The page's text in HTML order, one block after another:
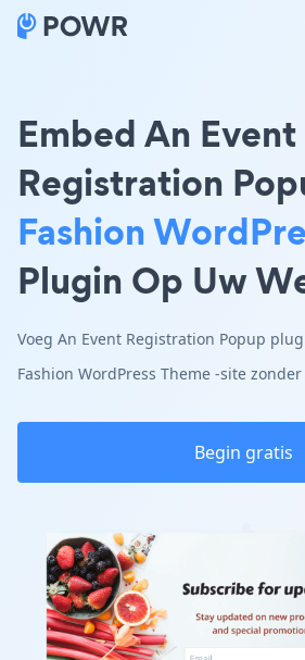
Embed An Event
Registration
Fashion
Plugin Op Uw
Voeg An Event Registration Popup
Fashion WordPress Theme -site
Begin gratis